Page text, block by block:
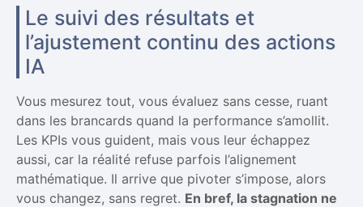
Le suivi des résultats et
l’ajustement continu des actions
IA
Vous mesurez tout, vous évaluez sans cesse, ruant
dans les brancards quand la performance s’amollit.
Les KPIs vous guident, mais vous leur échappez
aussi, car la réalité refuse parfois l’alignement
mathématique. Il arrive que pivoter s’impose, alors
vous changez, sans regret. En bref, la stagnation ne